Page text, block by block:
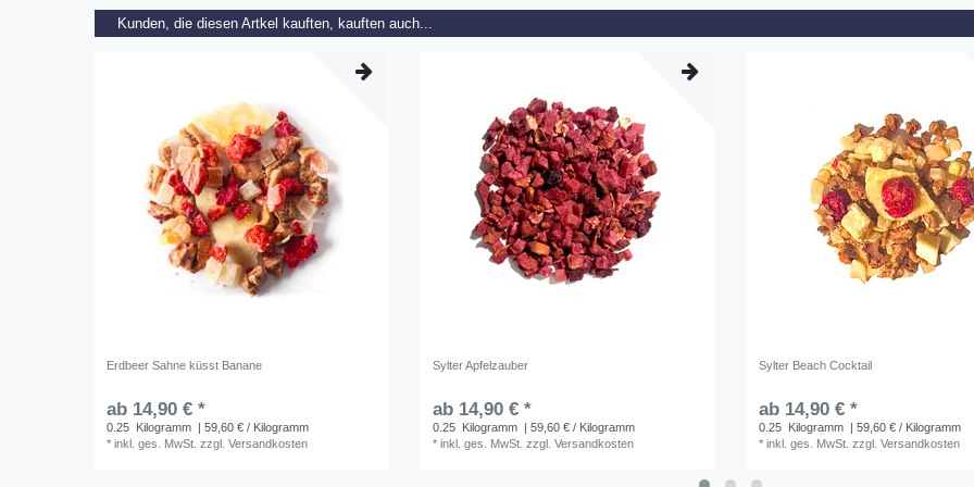
Kunden, die diesen Artkel kauften, kauften auch...
Erdbeer Sahne küsst Banane
ab 14,90 € *
0.25 Kilogramm | 59,60 € / Kilogramm
*inkl. ges. MwSt. zzgl.Versandkosten
Sylter Apfelzauber
ab 14,90 € *
0.25 Kilogramm | 59,60 € / Kilogramm
*inkl. ges. MwSt. zzgl.Versandkosten
Sylter Beach Cocktail
ab 14,90 € *
0.25 Kilogramm | 59,60 € / Kilogramm
*inkl. ges. MwSt. zzgl.Versandkosten